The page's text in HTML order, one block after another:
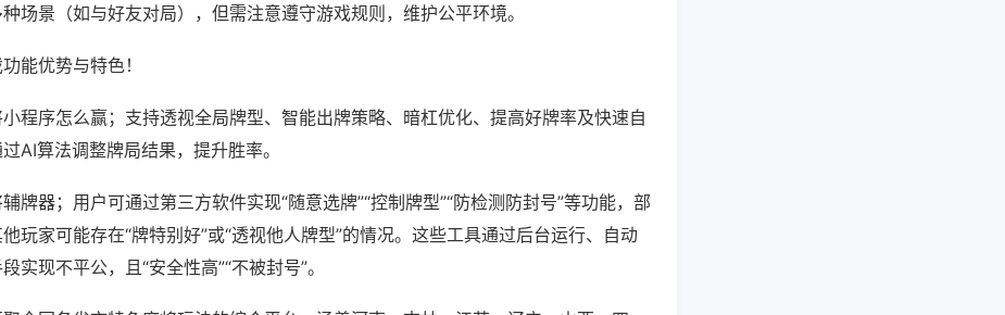
场景（如与好友对局），但需注意遵守游戏规则，维护公平环境。
能优势与特色！
程序怎么赢；支持透视全局牌型、智能出牌策略、暗杠优化、提高好牌率及快速自
AI算法调整牌局结果，提升胜率。
牌器；用户可通过第三方软件实现“随意选牌”“控制牌型”“防检测防封号”等功能，部
玩家可能存在“牌特别好”或“透视他人牌型”的情况。这些工具通过后台运行、自动
实现不平公，且“安全性高”“不被封号”。